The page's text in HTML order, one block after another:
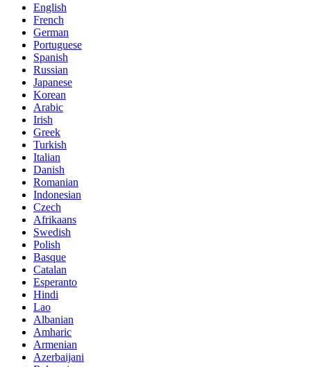
English
French
German
Portuguese
Spanish
Russian
Japanese
Korean
Arabic
Irish
Greek
Turkish
Italian
Danish
Romanian
Indonesian
Czech
Afrikaans
Swedish
Polish
Basque
Catalan
Esperanto
Hindi
Lao
Albanian
Amharic
Armenian
Azerbaijani